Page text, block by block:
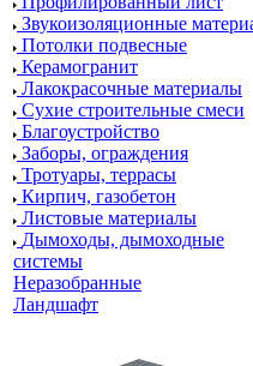
Звукоизоляционные
Потолки подвесные
Керамогранит
Лакокрасочные материалы
Сухие строительные смеси
Благоустройство
Заборы, ограждения
Тротуары, террасы
Кирпич, газобетон
Листовые материалы
Дымоходы, дымоходные
системы
Неразобранные
Ландшафт